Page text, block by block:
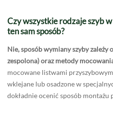
Czy wszystkie rodzaje szyb
ten sam sposób?
Nie, sposób wymiany szyby zależy
zespolona) oraz metody
mocowane listwami
wklejane lub osadzone w
dokładnie ocenić sposób montażu